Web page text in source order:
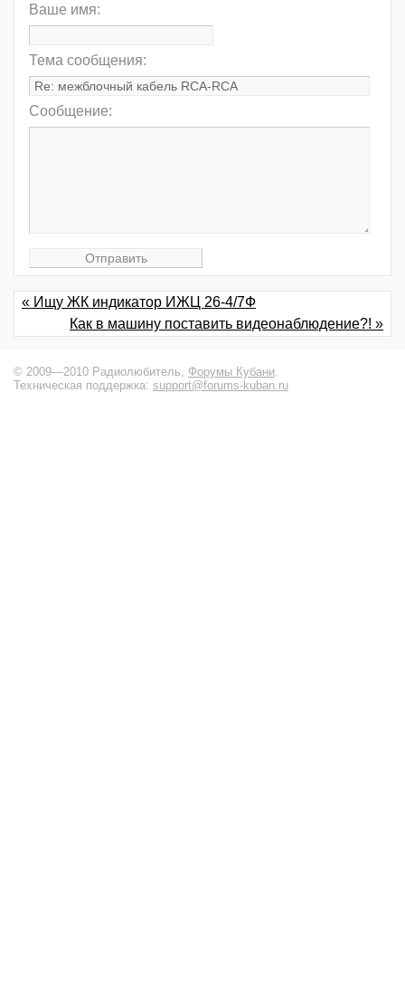
Ваше имя:
Тема сообщения:
Сообщение:
« Ищу ЖК индикатор ИЖЦ 26-4/7Ф
Как в машину поставить видеонаблюдение?! »
© 2009—2010 Радиолюбитель, Форумы Кубани
Техническая поддержка: support@forums-kuban.ru